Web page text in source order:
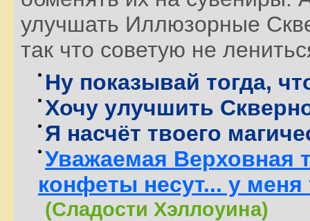
улучшать Иллюзорные
так что советую не
Ну показывай тогда,
Хочу улучшить
Я насчёт твоего
Уважаемая Верховная
конфеты несут... у меня
(Сладости Хэллоуина)